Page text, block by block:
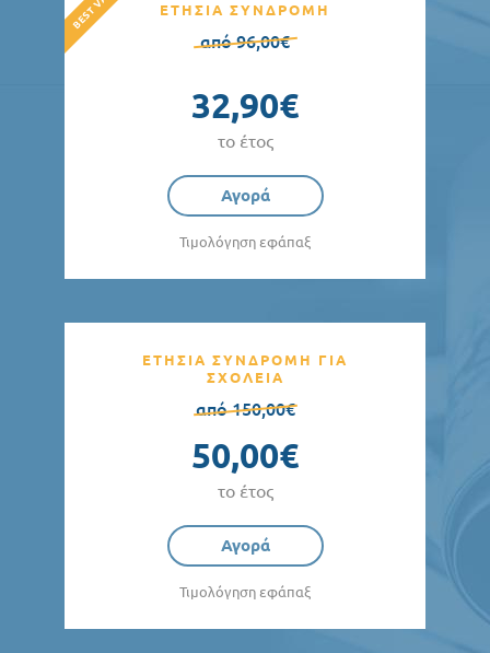
ΕΤΗΣΙΑ ΣΥΝΔΡΟΜΗ
από 96,00€
32,90€
το έτος
Αγορά
Τιμολόγηση εφάπαξ
ΕΤΗΣΙΑ ΣΥΝΔΡΟΜΗ ΓΙΑ
ΣΧΟΛΕΙΑ
από 150,00€
50,00€
το έτος
Αγορά
Τιμολόγηση εφάπαξ